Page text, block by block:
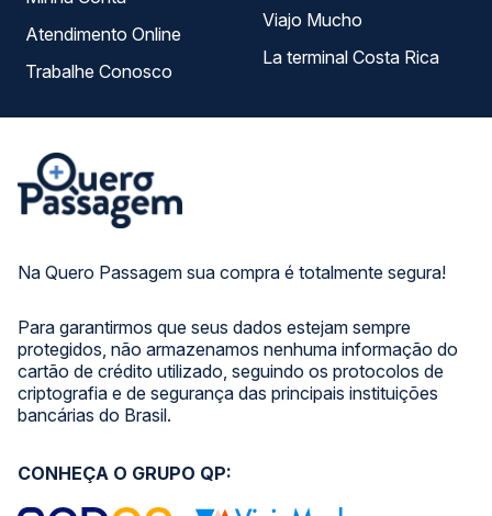
Na Quero Passagem sua compra é totalmente segura!
Para garantirmos que seus dados estejam sempre
protegidos, não armazenamos nenhuma informação do
cartão de crédito utilizado, seguindo os protocolos de
criptografia e de segurança das principais instituições
bancárias do Brasil.
Atendimento Online
Trabalhe Conosco
Viajo Mucho
La terminal Costa Rica
CONHEÇA O GRUPO QP: